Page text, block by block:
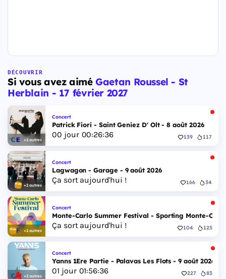
DÉCOUVRIR
Si vous avez aiméGaetan Roussel - St
Herblain - 17 février 2027
+2 autres
Concert
Patrick Fiori - Saint Geniez D' Olt - 8 août 2026
00 jour 00:26:35 139 117
+2 autres
Concert
Lagwagon - Garage - 9 août 2026
Ça sort aujourd'hui ! 166 34
+2 autres
Concert
Monte-Carlo Summer Festival - Sporting Monte-
Ça sort aujourd'hui ! 104 125
+2 autres
Concert
Yanns 1Ere Partie - Palavas Les Flots - 9 août 2026
01 jour 01:56:35 227 83